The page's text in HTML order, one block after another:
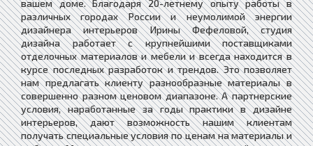
вашем доме. Благодаря 20-летнему опыту работы в
различных городах России и неумолимой энергии
дизайнера интерьеров Ирины Фефеловой, студия
дизайна работает с крупнейшими поставщиками
отделочных материалов и мебели и всегда находится в
курсе последных разработок и трендов. Это позволяет
нам предлагать клиенту разнообразные материалы в
совершенно разном ценовом диапазоне. А партнерские
условия, наработанные за годы практики в дизайне
интерьеров, дают возможность нашим клиентам
получать специальные условия по ценам на материалы и